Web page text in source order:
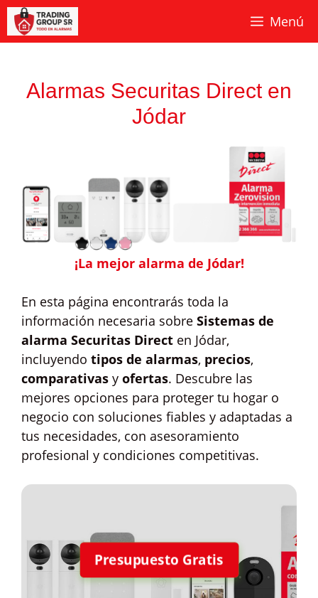
Saltar
contenido
Menú
Alarmas Securitas Direct en
Jódar
¡La mejor alarma de Jódar!
En esta página encontrarás toda la
información necesaria sobre Sistemas de
alarma Securitas Direct en Jódar,
incluyendo tipos de alarmas, precios,
comparativas y ofertas. Descubre las
mejores opciones para proteger tu hogar o
negocio con soluciones fiables y adaptadas a
tus necesidades, con asesoramiento
profesional y condiciones competitivas.
Presupuesto Gratis